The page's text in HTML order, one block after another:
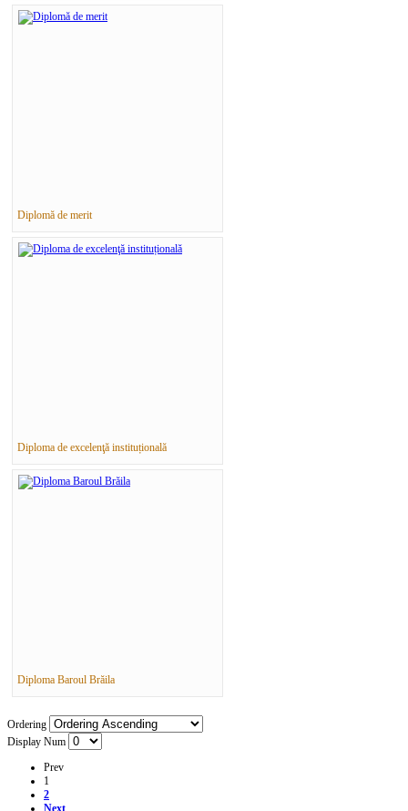
Diplomă de merit
Diploma de excelenţă instituțională
Diploma Baroul Brăila
Ordering
Display Num
Prev
1
2
Next